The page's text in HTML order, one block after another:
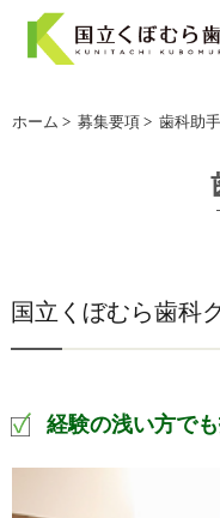
ホーム > 募集要項 > 歯科助手
国立くぼむら歯科
経験の浅い方で